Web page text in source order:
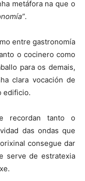
metáfora na que o
.
entre gastronomía
o cocinero como
para os demais,
clara vocación de
edificio.
recordan tanto o
das ondas que
consegue dar
serve de estratexia